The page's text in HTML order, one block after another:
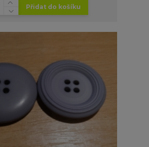
Přidat do košíku